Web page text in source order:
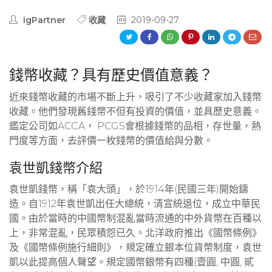
igPartner 收藏 2019-09-27
錢幣收藏？具有歷史價值意義？
近來錢幣收藏的市場不斷上升，吸引了不少收藏家加入錢幣
收藏。他們發現舊錢幣不但有投資的價值，並具歷史意義。
鑑定公司如ACCA， PCGS會根據錢幣的品相，存世量，熱
門度等方面，去評價一枚錢幣的價值給與分數。
袁世凱錢幣介紹
袁世凱錢幣，稱「袁大頭」，於1914年(民國三年)開始鑄
造。自1912年袁世凱出任大總統，清宣統退位，成立中華民
國。由於當時的中國幣制混亂當時流通的中外貨幣在百種以
上，非常混亂，民眾積怨已久。北洋政府推出《國幣條例》
及《國幣條例施行細則》，規定確立銀本位貨幣制度，袁世
凱以此提高個人聲望。規定國幣銀幣有四種(壹圓, 中圓, 貳